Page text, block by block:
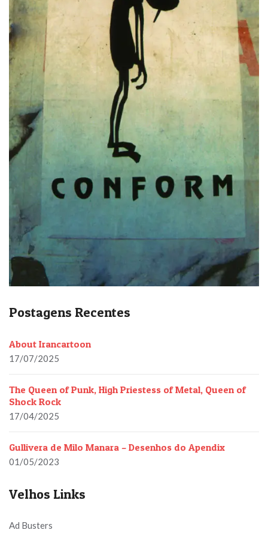
Postagens Recentes
About Irancartoon
17/07/2025
The Queen of Punk, High Priestess of Metal, Queen of
Shock Rock
17/04/2025
Gullivera de Milo Manara – Desenhos do Apendix
01/05/2023
Velhos Links
Ad Busters